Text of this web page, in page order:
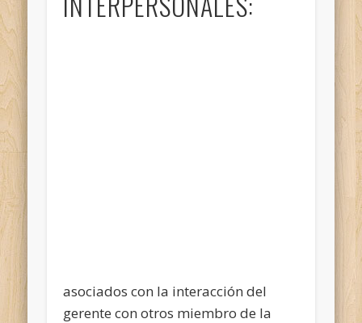
asociados con la interacción del
gerente con otros miembro de la